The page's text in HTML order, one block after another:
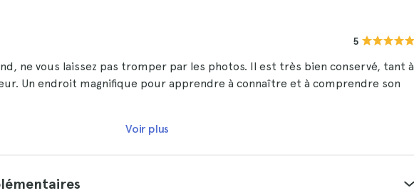
5
ne vous laissez pas tromper par les photos. Il est très bien conservé, tant à
Un endroit magnifique pour apprendre à connaître et à comprendre son
Voir plus